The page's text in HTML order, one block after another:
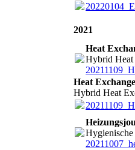
2021
Heat
Hybrid Heat
Heat
Hybrid Heat